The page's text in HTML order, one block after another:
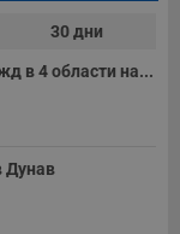
30 дни
в 4 области на...
Дунав